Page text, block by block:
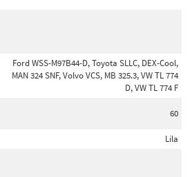
Ford WSS-M97B44-D, Toyota SLLC, DEX-Cool,
MAN 324 SNF, Volvo VCS, MB 325.3, VW TL 774
D, VW TL 774 F
60
Lila